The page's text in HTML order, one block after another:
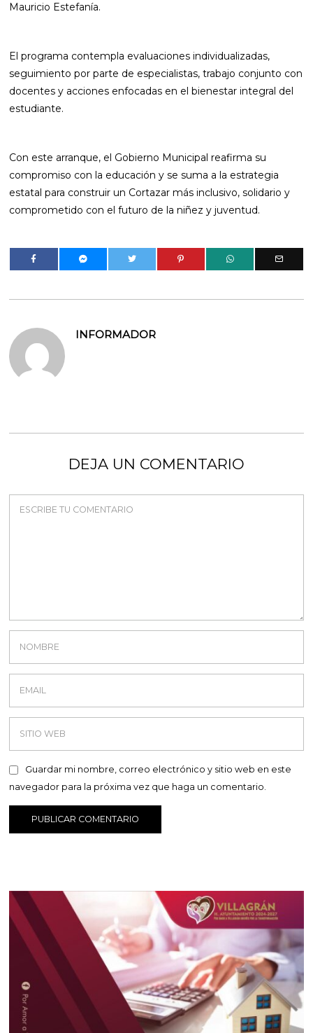
Mauricio Estefanía.
El programa contempla evaluaciones individualizadas,
seguimiento por parte de especialistas, trabajo conjunto con
docentes y acciones enfocadas en el bienestar integral del
estudiante.
Con este arranque, el Gobierno Municipal reafirma su
compromiso con la educación y se suma a la estrategia
estatal para construir un Cortazar más inclusivo, solidario y
comprometido con el futuro de la niñez y juventud.
INFORMADOR
DEJA UN COMENTARIO
Guardar mi nombre, correo electrónico y sitio web en este
navegador para la próxima vez que haga un comentario.